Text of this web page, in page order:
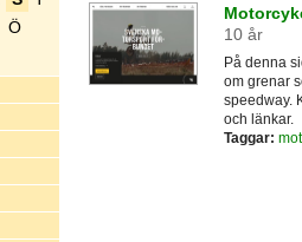
Ö
10 år
På denna
om grenar
speedway.
och länkar.
Taggar: